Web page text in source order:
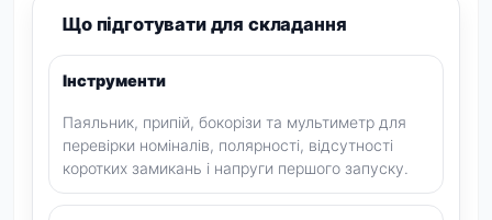
Що підготувати для складання
Інструменти
Паяльник, припій, бокорізи та мультиметр для
перевірки номіналів, полярності, відсутності
коротких замикань і напруги першого запуску.